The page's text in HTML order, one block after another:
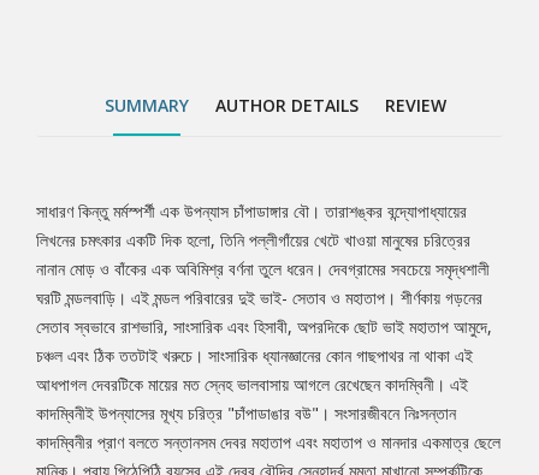
ছারখার হয়ে যেতে নেয় মন্ডল পরিবার, স্ত্রীকে পরিত্যাগ করেন সেতাব।
SUMMARY AUTHOR DETAILS REVIEW
Tab
Article
সাধারণ কিন্তু মর্মস্পর্শী এক উপন্যাস চাঁপাডাঙ্গার বৌ। তারাশঙ্কর বন্দ্যোপাধ্যায়ের
লিখনের চমৎকার একটি দিক হলো, তিনি পল্লীগাঁয়ের খেটে খাওয়া মানুষের চরিত্রের
নানান মোড় ও বাঁকের এক অবিমিশ্র বর্ণনা তুলে ধরেন। দেবগ্রামের সবচেয়ে সমৃদ্ধশালী
ঘরটি মন্ডলবাড়ি। এই মন্ডল পরিবারের দুই ভাই- সেতাব ও মহাতাপ। শীর্ণকায় গড়নের
সেতাব স্বভাবে রাশভারি, সাংসারিক এবং হিসাবী, অপরদিকে ছোট ভাই মহাতাপ আমুদে,
চঞ্চল এবং ঠিক ততটাই খরুচে। সাংসারিক ধ্যানজ্ঞানের কোন গাছপাথর না থাকা এই
আধপাগল দেবরটিকে মায়ের মত স্নেহ ভালবাসায় আগলে রেখেছেন কাদম্বিনী। এই
কাদম্বিনীই উপন্যাসের মূখ্য চরিত্র "চাঁপাডাঙার বউ"। সংসারজীবনে নিঃসন্তান
কাদম্বিনীর প্রাণ বলতে সন্তানসম দেবর মহাতাপ এবং মহাতাপ ও মানদার একমাত্র ছেলে